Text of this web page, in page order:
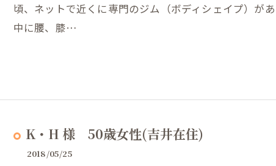
頃、ネットで近くに専門のジム（ボディシェイプ）が
中に腰、膝…
K・H 様 50歳女性(吉井在住)
2018/05/25